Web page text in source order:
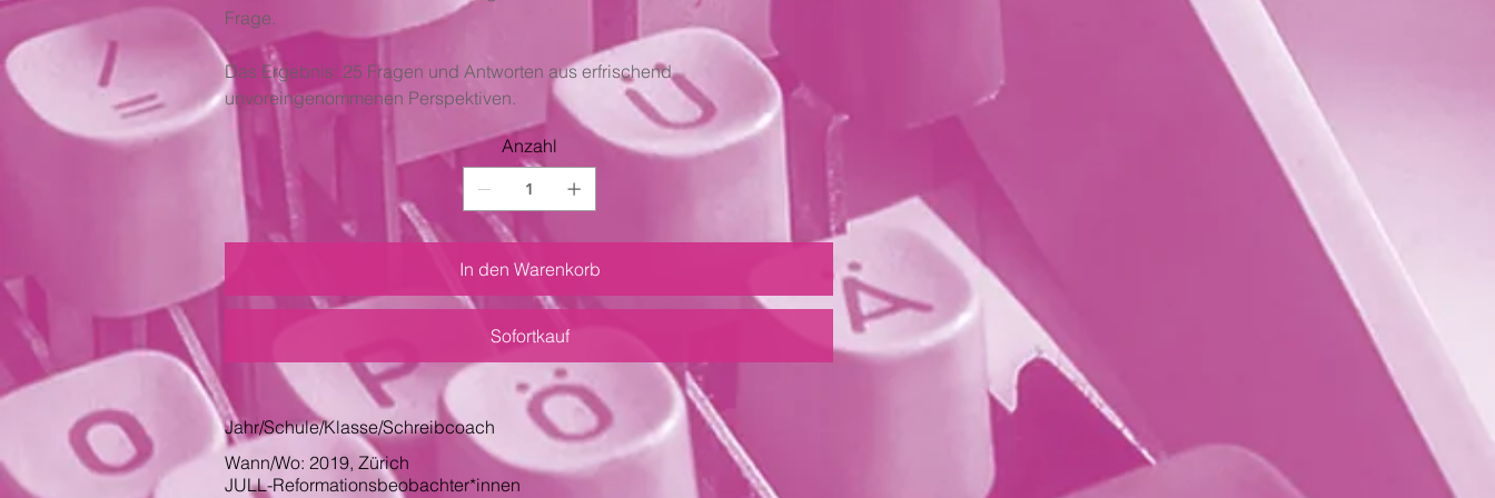
Frage.
Das Ergebnis: 25 Fragen und Antworten aus erfrischend
unvoreingenommenen Perspektiven.
Anzahl
In den Warenkorb
Sofortkauf
Jahr/Schule/Klasse/Schreibcoach
Wann/Wo: 2019, Zürich
JULL-Reformationsbeobachter*innen